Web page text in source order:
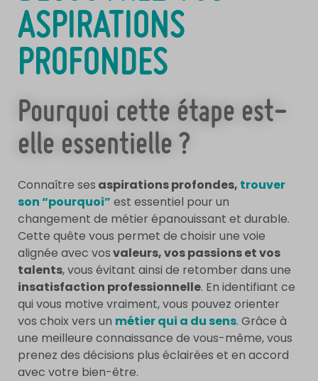
ASPIRATIONS
PROFONDES
Pourquoi cette étape est-
elle essentielle ?
Connaître ses aspirations profondes, trouver
son “pourquoi” est essentiel pour un
changement de métier épanouissant et durable.
Cette quête vous permet de choisir une voie
alignée avec vosvaleurs, vos passions et vos
talents, vous évitant ainsi de retomber dans une
insatisfaction professionnelle. En identifiant ce
qui vous motive vraiment, vous pouvez orienter
vos choix vers un métier qui a du sens. Grâce à
une meilleure connaissance de vous-même, vous
prenez des décisions plus éclairées et en accord
avec votre bien-être.